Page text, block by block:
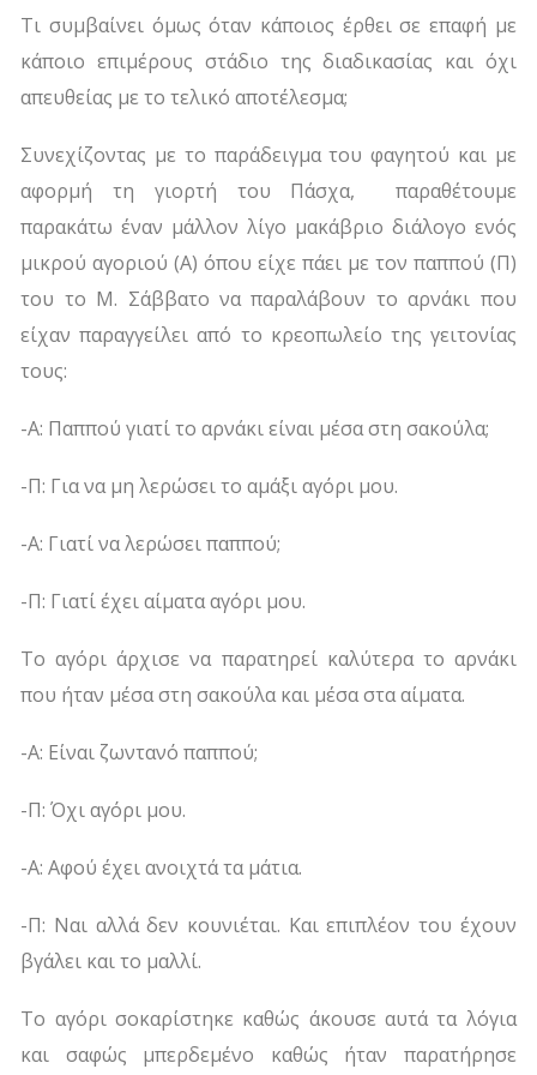
Τι συμβαίνει όμως όταν κάποιος έρθει σε επαφή με
κάποιο επιμέρους στάδιο της διαδικασίας και όχι
απευθείας με το τελικό αποτέλεσμα;
Συνεχίζοντας με το παράδειγμα του φαγητού και με
αφορμή τη γιορτή του Πάσχα, παραθέτουμε
παρακάτω έναν μάλλον λίγο μακάβριο διάλογο ενός
μικρού αγοριού (Α) όπου είχε πάει με τον παππού (Π)
του το Μ. Σάββατο να παραλάβουν το αρνάκι που
είχαν παραγγείλει από το κρεοπωλείο της γειτονίας
τους:
-Α: Παππού γιατί το αρνάκι είναι μέσα στη σακούλα;
-Π: Για να μη λερώσει το αμάξι αγόρι μου.
-Α: Γιατί να λερώσει παππού;
-Π: Γιατί έχει αίματα αγόρι μου.
Το αγόρι άρχισε να παρατηρεί καλύτερα το αρνάκι
που ήταν μέσα στη σακούλα και μέσα στα αίματα.
-Α: Είναι ζωντανό παππού;
-Π: Όχι αγόρι μου.
-Α: Αφού έχει ανοιχτά τα μάτια.
-Π: Ναι αλλά δεν κουνιέται. Και επιπλέον του έχουν
βγάλει και το μαλλί.
Το αγόρι σοκαρίστηκε καθώς άκουσε αυτά τα λόγια
και σαφώς μπερδεμένο καθώς ήταν παρατήρησε